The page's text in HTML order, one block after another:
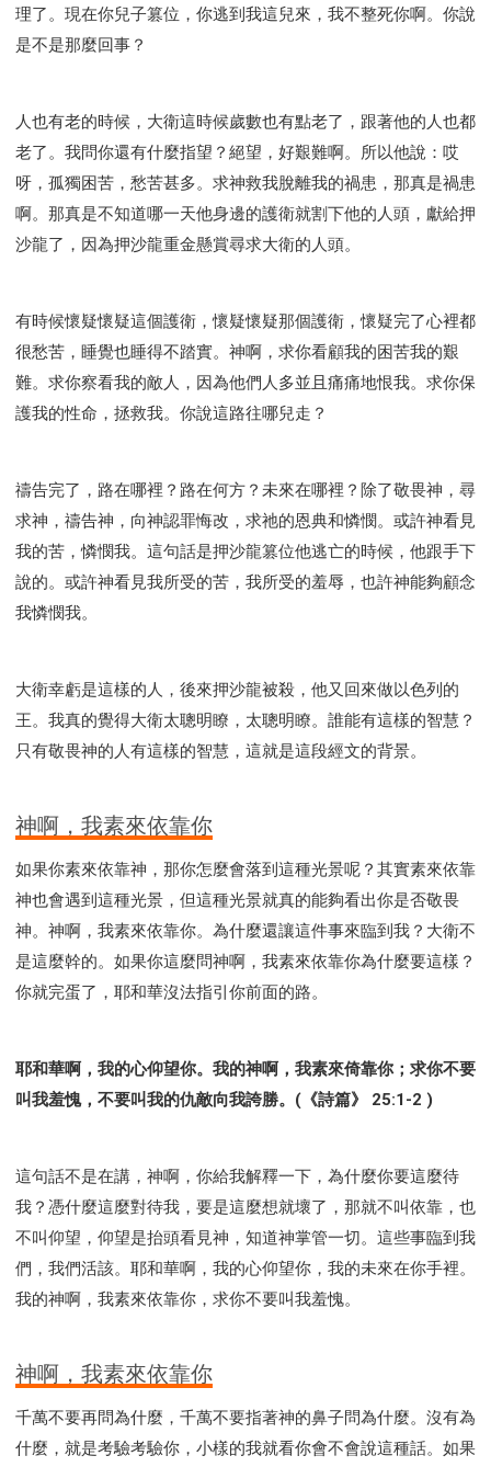
理了。現在你兒子篡位，你逃到我這兒來，我不整死你啊。你說
是不是那麼回事？
人也有老的時候，大衛這時候歲數也有點老了，跟著他的人也都
老了。我問你還有什麼指望？絕望，好艱難啊。所以他說：哎
呀，孤獨困苦，愁苦甚多。求神救我脫離我的禍患，那真是禍患
啊。那真是不知道哪一天他身邊的護衛就割下他的人頭，獻給押
沙龍了，因為押沙龍重金懸賞尋求大衛的人頭。
有時候懷疑懷疑這個護衛，懷疑懷疑那個護衛，懷疑完了心裡都
很愁苦，睡覺也睡得不踏實。神啊，求你看顧我的困苦我的艱
難。求你察看我的敵人，因為他們人多並且痛痛地恨我。求你保
護我的性命，拯救我。你說這路往哪兒走？
禱告完了，路在哪裡？路在何方？未來在哪裡？除了敬畏神，尋
求神，禱告神，向神認罪悔改，求祂的恩典和憐憫。或許神看見
我的苦，憐憫我。這句話是押沙龍篡位他逃亡的時候，他跟手下
說的。或許神看見我所受的苦，我所受的羞辱，也許神能夠顧念
我憐憫我。
大衛幸虧是這樣的人，後來押沙龍被殺，他又回來做以色列的
王。我真的覺得大衛太聰明瞭，太聰明瞭。誰能有這樣的智慧？
只有敬畏神的人有這樣的智慧，這就是這段經文的背景。
神啊，我素來依靠你
如果你素來依靠神，那你怎麼會落到這種光景呢？其實素來依靠
神也會遇到這種光景，但這種光景就真的能夠看出你是否敬畏
神。神啊，我素來依靠你。為什麼還讓這件事來臨到我？大衛不
是這麼幹的。如果你這麼問神啊，我素來依靠你為什麼要這樣？
你就完蛋了，耶和華沒法指引你前面的路。
耶和華啊，我的心仰望你。我的神啊，我素來倚靠你；求你不要
叫我羞愧，不要叫我的仇敵向我誇勝。(《詩篇》 25:1-2 )
這句話不是在講，神啊，你給我解釋一下，為什麼你要這麼待
我？憑什麼這麼對待我，要是這麼想就壞了，那就不叫依靠，也
不叫仰望，仰望是抬頭看見神，知道神掌管一切。這些事臨到我
們，我們活該。耶和華啊，我的心仰望你，我的未來在你手裡。
我的神啊，我素來依靠你，求你不要叫我羞愧。
神啊，我素來依靠你
千萬不要再問為什麼，千萬不要指著神的鼻子問為什麼。沒有為
什麼，就是考驗考驗你，小樣的我就看你會不會說這種話。如果